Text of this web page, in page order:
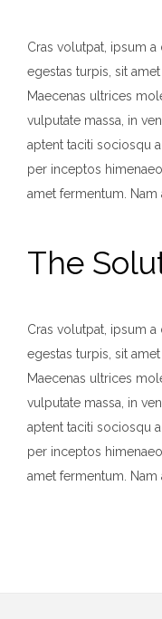
Cras volutpat, ipsum
egestas turpis, sit
Maecenas ultrices
vulputate massa, in
aptent taciti sociosqu
per inceptos
amet fermentum.
The
Cras volutpat, ipsum
egestas turpis, sit
Maecenas ultrices
vulputate massa, in
aptent taciti sociosqu
per inceptos
amet fermentum.